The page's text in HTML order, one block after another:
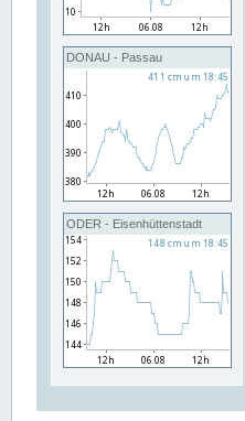
DONAU - Passau
ODER - Eisenhüttenstadt